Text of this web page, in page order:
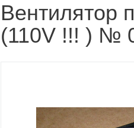
Вентилятор
(110V !!! ) №